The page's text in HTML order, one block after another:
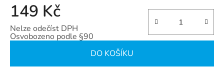
149 Kč
Nelze odečíst DPH
Osvobozeno podle §90
DO KOŠÍKU